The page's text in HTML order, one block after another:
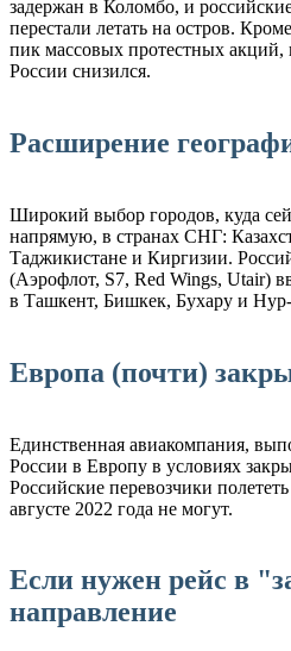
задержан в Коломбо, и
перестали летать на остров.
пик массовых протестных акций,
России снизился.
Расширение
Широкий выбор городов, куда
напрямую, в странах СНГ:
Таджикистане и Киргизии.
(Аэрофлот, S7, Red Wings, Utair)
в Ташкент, Бишкек, Бухару и
Европа (почти)
Единственная авиакомпания,
России в Европу в условиях
Российские перевозчики
августе 2022 года не могут.
Если нужен рейс в
направление